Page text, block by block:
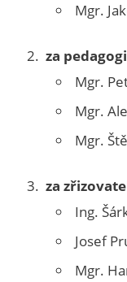
Mgr.
za
Mgr.
Mgr.
Mgr.
za
Ing.
Josef
Mgr.